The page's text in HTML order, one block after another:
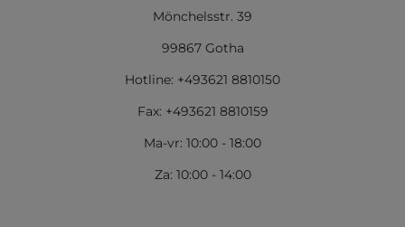
Mönchelsstr. 39
99867 Gotha
Hotline: +493621 8810150
Fax: +493621 8810159
Ma-vr: 10:00 - 18:00
Za: 10:00 - 14:00